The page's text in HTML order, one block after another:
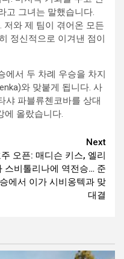
고 그녀는 말했습니다.
저와 제 팀이 겪어온 모든
정신적으로 이겨낸 점이
에서 두 차례 우승을 차지
와 맞붙게 됩니다. 사
샤 파블류첸코바를 상대
에 올랐습니다.
Next
오픈: 매디슨 키스, 엘리
스비톨리나에 역전승… 준
에서 이가 시비옹텍과 맞
대결